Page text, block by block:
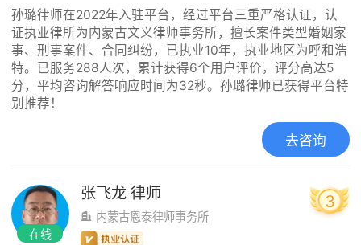
孙璐律师在2022年入驻平台，经过平台三重严格认证，认
证执业律所为内蒙古文义律师事务所，擅长案件类型婚姻家
事、刑事案件、合同纠纷，已执业10年，执业地区为呼和浩
特。已服务288人次，累计获得6个用户评价，评分高达5
分，平均咨询解答响应时间为32秒。孙璐律师已获得平台特
别推荐！
去咨询
在线
张飞龙 律师
内蒙古恩泰律师事务所
3